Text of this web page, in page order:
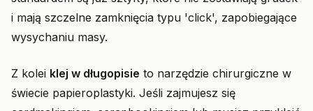
i mają szczelne zamknięcia typu 'click', zapobiegające
wysychaniu masy.
Z kolei klej w długopisie to narzędzie chirurgiczne w
świecie papieroplastyki. Jeśli zajmujesz się